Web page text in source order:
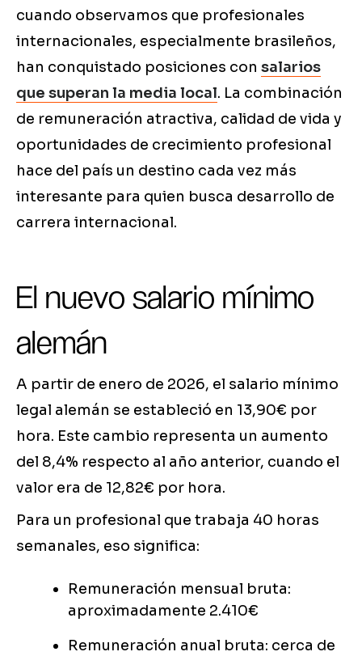
cuando observamos que profesionales
internacionales, especialmente brasileños,
han conquistado posiciones con salarios
que superan la media local. La combinación
de remuneración atractiva, calidad de vida y
oportunidades de crecimiento profesional
hace del país un destino cada vez más
interesante para quien busca desarrollo de
carrera internacional.
El nuevo salario mínimo
alemán
A partir de enero de 2026, el salario mínimo
legal alemán se estableció en 13,90€ por
hora. Este cambio representa un aumento
del 8,4% respecto al año anterior, cuando el
valor era de 12,82€ por hora.
Para un profesional que trabaja 40 horas
semanales, eso significa:
Remuneración mensual bruta:
aproximadamente 2.410€
Remuneración anual bruta: cerca de